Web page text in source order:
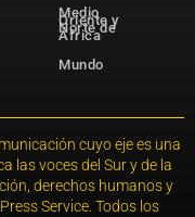
Medio
Oriente y
Norte de
África
Mundo
cuyo eje es una
las voces del Sur y de la
derechos humanos y
Service. Todos los